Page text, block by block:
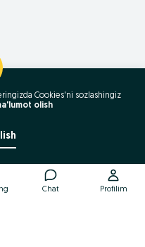
Chat Profilim
Cookies'ni sozlashingiz
olish